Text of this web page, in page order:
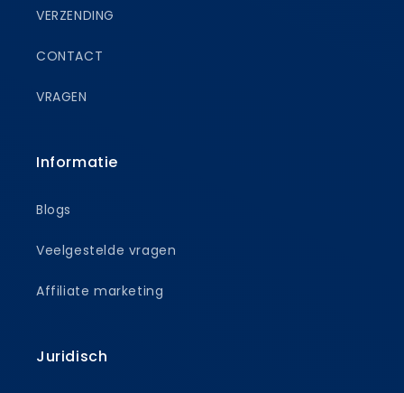
VERZENDING
CONTACT
VRAGEN
Informatie
Blogs
Veelgestelde vragen
Affiliate marketing
Juridisch